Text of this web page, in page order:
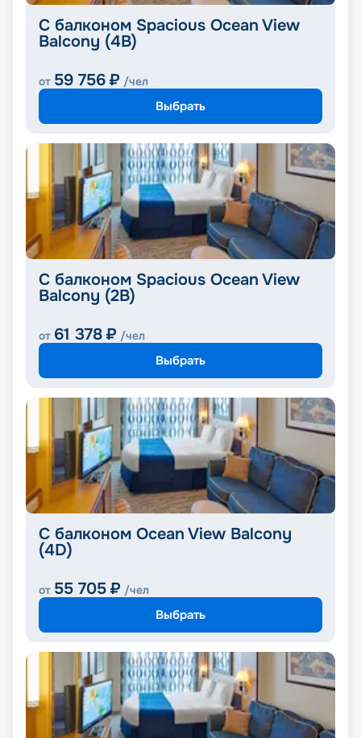
С балконом Spacious Ocean View
Balcony (4B)
от 59 756 ₽ /чел
Выбрать
С балконом Spacious Ocean View
Balcony (2B)
от 61 378 ₽ /чел
Выбрать
С балконом Ocean View Balcony
(4D)
от 55 705 ₽ /чел
Выбрать